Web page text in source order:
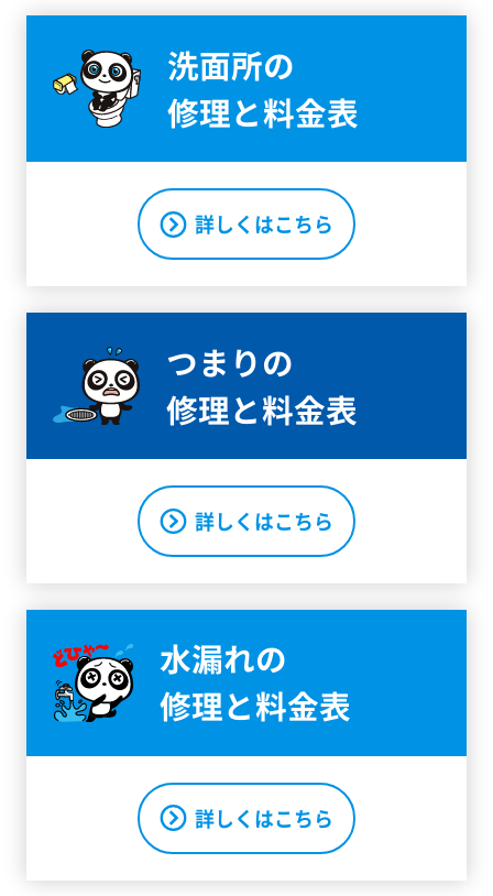
洗面所の
修理と料金表
詳しくはこちら
つまりの
修理と料金表
詳しくはこちら
水漏れの
修理と料金表
詳しくはこちら